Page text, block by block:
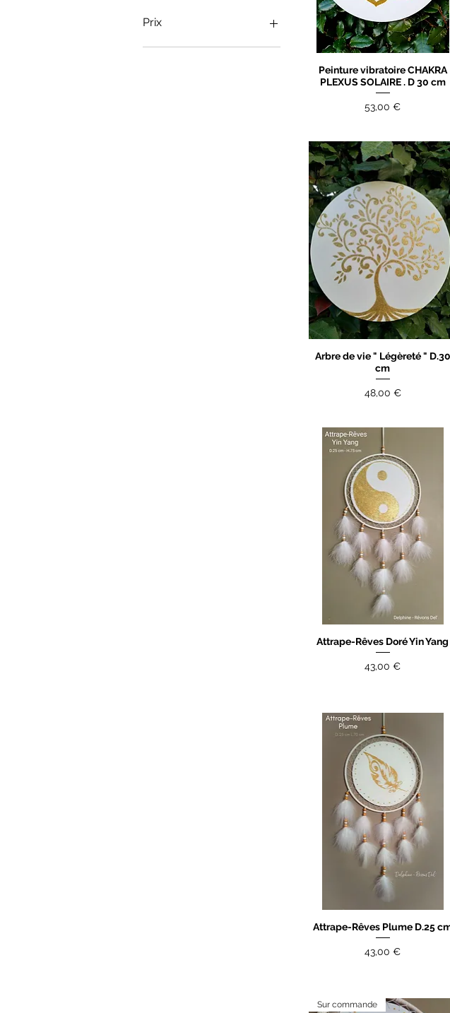
Prix
Aperçu rapide
Peinture vibratoire CHAKRA
PLEXUS SOLAIRE . D 30 cm
Prix
53,00 €
Aperçu rapide
Arbre de vie " Légèreté " D.30
cm
Prix
48,00 €
Aperçu rapide
Attrape-Rêves Doré Yin Yang
Prix
43,00 €
Aperçu rapide
Attrape-Rêves Plume D.25
Prix
43,00 €
Sur commande